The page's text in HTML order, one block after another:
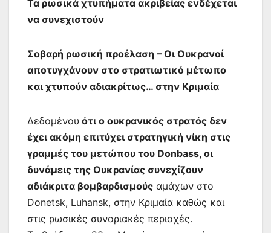
Τα ρωσικά χτυπήματα ακριβείας ενδέχεται
να συνεχιστούν
Σοβαρή ρωσική προέλαση – Οι Ουκρανοί
αποτυγχάνουν στο στρατιωτικό μέτωπο
και χτυπούν αδιακρίτως… στην Κριμαία
Δεδομένου ότι ο ουκρανικός στρατός δεν
έχει ακόμη επιτύχει στρατηγική νίκη στις
γραμμές του μετώπου του Donbass, οι
δυνάμεις της Ουκρανίας συνεχίζουν
αδιάκριτα βομβαρδισμούς αμάχων στο
Donetsk, Luhansk, στην Κριμαία καθώς και
στις ρωσικές συνοριακές περιοχές.